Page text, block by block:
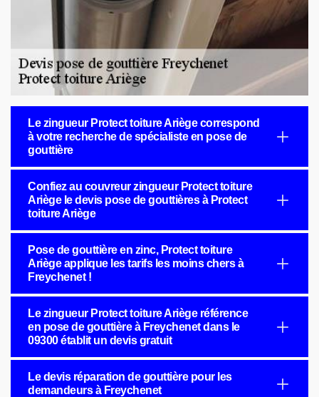
Le zingueur Protect toiture Ariège correspond
à votre recherche de spécialiste en pose de
gouttière
Confiez au couvreur zingueur Protect toiture
Ariège le devis pose de gouttières à Protect
toiture Ariège
Pose de gouttière en zinc, Protect toiture
Ariège applique les tarifs les moins chers à
Freychenet !
Le zingueur Protect toiture Ariège référence
en pose de gouttière à Freychenet dans le
09300 établit un devis gratuit
Le devis réparation de gouttière pour les
demandeurs à Freychenet